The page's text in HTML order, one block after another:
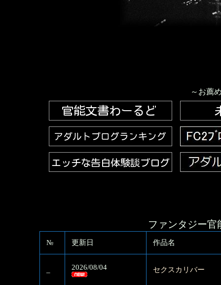
～お薦
ファンタジー
№ 更新日 作品名
2026/08/04 セクスカリバー